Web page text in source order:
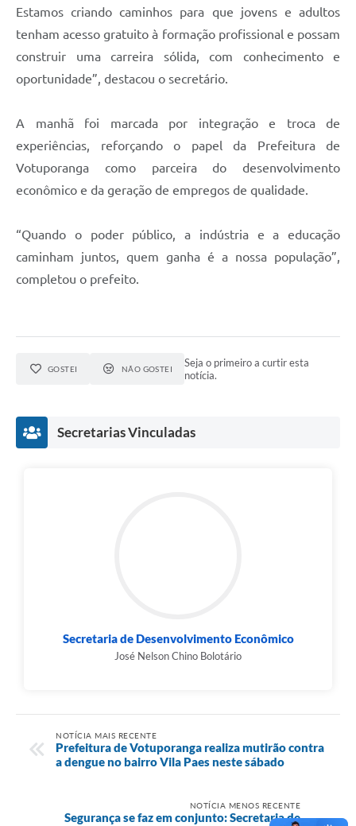
Estamos criando caminhos para que jovens e adultos
tenham acesso gratuito à formação profissional e possam
construir uma carreira sólida, com conhecimento e
oportunidade”, destacou o secretário.
A manhã foi marcada por integração e troca de
experiências, reforçando o papel da Prefeitura de
Votuporanga como parceira do desenvolvimento
econômico e da geração de empregos de qualidade.
“Quando o poder público, a indústria e a educação
caminham juntos, quem ganha é a nossa população”,
completou o prefeito.
GOSTEI NÃO GOSTEI
Seja o primeiro a curtir esta
notícia.
Secretarias Vinculadas
Secretaria de Desenvolvimento Econômico
José Nelson Chino Bolotário
NOTÍCIA MAIS RECENTE
Prefeitura de Votuporanga realiza mutirão contra
a dengue no bairro Vila Paes neste sábado
NOTÍCIA MENOS RECENTE
Segurança se faz em conjunto: Secretaria de